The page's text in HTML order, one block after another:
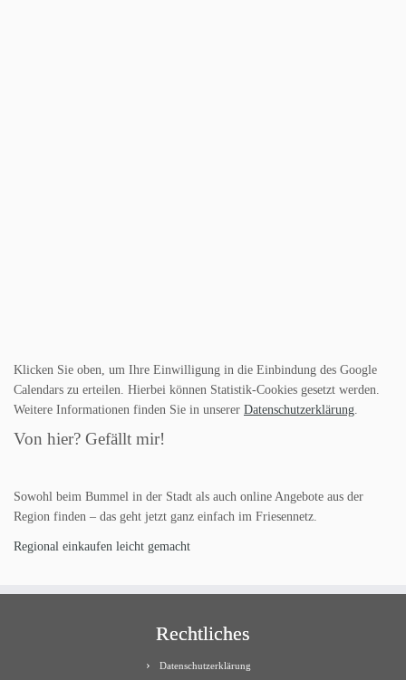
Klicken Sie oben, um Ihre Einwilligung in die Einbindung des Google
Calendars zu erteilen. Hierbei können Statistik-Cookies gesetzt werden.
Weitere Informationen finden Sie in unserer Datenschutzerklärung.
Von hier? Gefällt mir!
Sowohl beim Bummel in der Stadt als auch online Angebote aus der
Region finden – das geht jetzt ganz einfach im Friesennetz.
Regional einkaufen leicht gemacht
Rechtliches
Datenschutzerklärung